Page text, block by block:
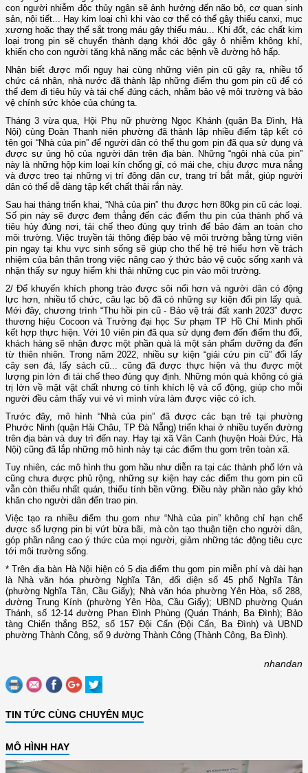
con người nhiễm độc thủy ngân sẽ ảnh hưởng đến não bộ, cơ quan sinh
sản, nội tiết... Hay kim loại chì khi vào cơ thể có thể gây thiếu canxi, mục
xương hoặc thay thế sắt trong máu gây thiếu máu... Khi đốt, các chất kim
loại trong pin sẽ chuyển thành dạng khói độc gây ô nhiễm không khí,
khiến cho con người tăng khả năng mắc các bệnh về đường hô hấp.
Nhận biết được mối nguy hại cùng những viên pin cũ gây ra, nhiều tổ
chức cá nhân, nhà nước đã thành lập những điểm thu gom pin cũ để có
thể đem đi tiêu hủy và tái chế đúng cách, nhằm bảo vệ môi trường và bảo
vệ chính sức khỏe của chúng ta.
Tháng 3 vừa qua, Hội Phụ nữ phường Ngọc Khánh (quận Ba Đình, Hà
Nội) cùng Đoàn Thanh niên phường đã thành lập nhiều điểm tập kết có
tên gọi “Nhà của pin” để người dân có thể thu gom pin đã qua sử dụng và
được sự ủng hộ của người dân trên địa bàn. Những “ngôi nhà của pin”
này là những hộp kim loại kín chống gỉ, có mái che, chịu được mưa nắng
và được treo tại những vị trí đông dân cư, trang trí bắt mắt, giúp người
dân có thể dễ dàng tập kết chất thải rắn này.
Sau hai tháng triển khai, “Nhà của pin” thu được hơn 80kg pin cũ các loại.
Số pin này sẽ được đem thẳng đến các điểm thu pin của thành phố và
tiêu hủy đúng nơi, tái chế theo đúng quy trình để bảo đảm an toàn cho
môi trường. Việc truyền tải thông điệp bảo vệ môi trường bằng từng viên
pin ngay tại khu vực sinh sống sẽ giúp cho thế hệ trẻ hiểu hơn về trách
nhiệm của bản thân trong việc nâng cao ý thức bảo vệ cuộc sống xanh và
nhận thấy sự nguy hiểm khi thải những cục pin vào môi trường.
2/ Để khuyến khích phong trào được sôi nổi hơn và người dân có động
lực hơn, nhiều tổ chức, câu lạc bộ đã có những sự kiện đổi pin lấy quà.
Mới đây, chương trình “Thu hồi pin cũ - Bảo vệ trái đất xanh 2023” được
thương hiệu Cocoon và Trường đại học Sư phạm TP Hồ Chí Minh phối
kết hợp thực hiện. Với 10 viên pin đã qua sử dụng đem đến điểm thu đổi,
khách hàng sẽ nhận được một phần quà là một sản phẩm dưỡng da đến
từ thiên nhiên. Trong năm 2022, nhiều sự kiện “giải cứu pin cũ” đổi lấy
cây sen đá, lấy sách cũ... cũng đã được thực hiện và thu được một
lượng pin lớn đi tái chế theo đúng quy định. Những món quà không có giá
trị lớn về mặt vật chất nhưng có tính khích lệ và cổ động, giúp cho mỗi
người đều cảm thấy vui vẻ vì mình vừa làm được việc có ích.
Trước đây, mô hình “Nhà của pin” đã được các bạn trẻ tại phường
Phước Ninh (quận Hải Châu, TP Đà Nẵng) triển khai ở nhiều tuyến đường
trên địa bàn và duy trì đến nay. Hay tại xã Vân Canh (huyện Hoài Đức, Hà
Nội) cũng đã lắp những mô hình này tại các điểm thu gom trên toàn xã.
Tuy nhiên, các mô hình thu gom hầu như diễn ra tại các thành phố lớn và
cũng chưa được phủ rộng, những sự kiện hay các điểm thu gom pin cũ
vẫn còn thiếu nhất quán, thiếu tính bền vững. Điều này phần nào gây khó
khăn cho người dân đến trao pin.
Việc tạo ra nhiều điểm thu gom như “Nhà của pin” không chỉ hạn chế
được số lượng pin bị vứt bừa bãi, mà còn tạo thuận tiện cho người dân,
góp phần nâng cao ý thức của mọi người, giảm những tác động tiêu cực
tới môi trường sống.
* Trên địa bàn Hà Nội hiện có 5 địa điểm thu gom pin miễn phí và dài hạn
là Nhà văn hóa phường Nghĩa Tân, đối diện số 45 phố Nghĩa Tân
(phường Nghĩa Tân, Cầu Giấy); Nhà văn hóa phường Yên Hòa, số 288,
đường Trung Kính (phường Yên Hòa, Cầu Giấy); UBND phường Quán
Thánh, số 12-14 đường Phan Đình Phùng (Quán Thánh, Ba Đình); Bảo
tàng Chiến thắng B52, số 157 Đội Cấn (Đội Cấn, Ba Đình) và UBND
phường Thành Công, số 9 đường Thành Công (Thành Công, Ba Đình).
nhandan
TIN TỨC CÙNG CHUYÊN MỤC
MÔ HÌNH HAY